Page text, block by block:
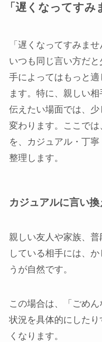
「遅くなってす
「遅くなってすみま
いつも同じ言い方だ
手によってはもっと
ます。特に、親しい
伝えたい場面では、
変わります。ここで
を、カジュアル・丁
整理します。
カジュアルに言い
親しい友人や家族、
している相手には、
うが自然です。
この場合は、「ごめん
状況を具体的にした
くなります。